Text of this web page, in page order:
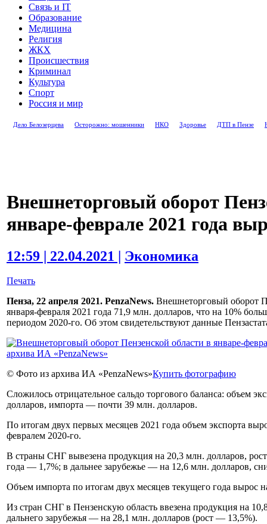
Связь и IT
Образование
Медицина
Религия
ЖКХ
Происшествия
Криминал
Культура
Спорт
Россия и мир
Дело Белозерцева Осторожно: мошенники НКО Здоровье ДТП в Пензе
Внешнеторговый оборот
январе-феврале 2021 года
12:59 | 22.04.2021 | Экономика
Печать
Пенза, 22 апреля 2021. PenzaNews. Внешнеторговый оборот
января-февраля 2021 года 71,9 млн. долларов, что на 10%
периодом 2020-го. Об этом свидетельствуют данные
© Фото из архива ИА «PenzaNews»Купить фотографию
Сложилось отрицательное сальдо торгового баланса: объем
долларов, импорта — почти 39 млн. долларов.
По итогам двух первых месяцев 2021 года объем экспорта
февралем 2020-го.
В страны СНГ вывезена продукция на 20,3 млн. долларов,
года — 1,7%; в дальнее зарубежье — на 12,6 млн. долларов,
Объем импорта по итогам двух месяцев текущего года вырос
Из стран СНГ в Пензенскую область ввезена продукция на
дальнего зарубежья — на 28,1 млн. долларов (рост — 13,5%).